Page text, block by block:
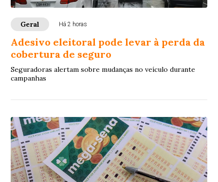
Geral Há 2 horas
Adesivo eleitoral pode levar à perda da
cobertura de seguro
Seguradoras alertam sobre mudanças no veículo durante
campanhas